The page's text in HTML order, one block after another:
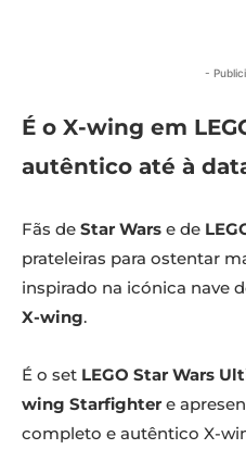
-
É o X-wing em
autêntico até à
Fãs de Star Wars e de
prateleiras para ostentar
inspirado na icónica nave
X-wing.
É o set LEGO Star Wars
wing Starfighter e
completo e autêntico X-